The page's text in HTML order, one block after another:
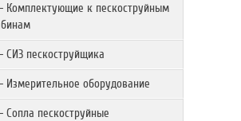
Комплектующие к пескоструйным
СИЗ пескоструйщика
Измерительное оборудование
Сопла пескоструйные